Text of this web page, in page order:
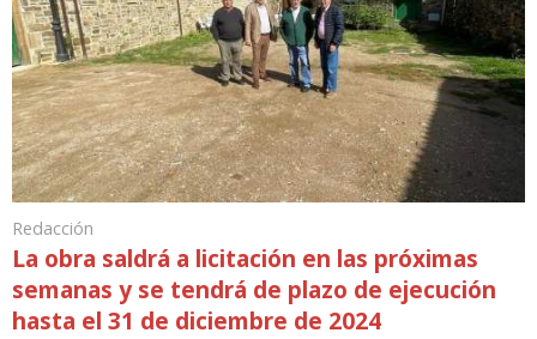
Redacción
La obra saldrá a licitación en las próximas
semanas y se tendrá de plazo de ejecución
hasta el 31 de diciembre de 2024